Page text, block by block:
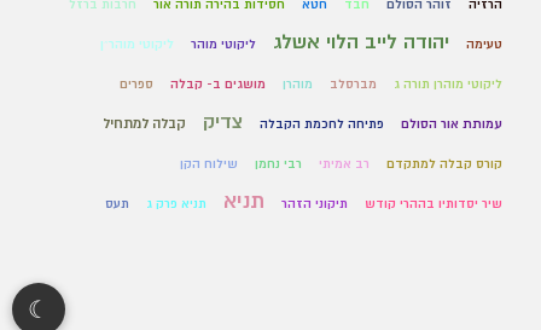
הרזיה זוהר הסולם חבד חטא חסידות בהירה תורה אור חרבות ברזל
טעימה יהודה לייב הלוי אשלג ליקוטי מוהר ליקוטי מוהר״ן
ליקוטי מוהרן תורה ג מברסלב מוהרן מושגים ב- קבלה ספרים
עמותת אור הסולם פתיחה לחכמת הקבלה צדיק קבלה למתחיל
קורס קבלה למתקדם רב אמיתי רבי נחמן שילוח הקן
שיר יסדותיו בההרי קודש תיקוני הזהר תניא תניא פרק ג תעס
☾